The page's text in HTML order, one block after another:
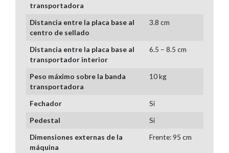
transportadora
Distancia entre la placa base al
centro de sellado
3.8 cm
Distancia entre la placa base al
transportador interior
6.5 – 8.5 cm
Peso máximo sobre la banda
transportadora
10 kg
Fechador
Si
Pedestal
Si
Dimensiones externas de la
máquina
Frente: 95 cm